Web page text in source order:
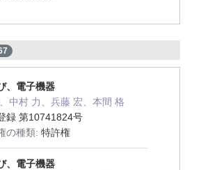
、電子機器
中村 力、兵藤 宏、本間 格
録 第10741824号
の種類: 特許権
、電子機器